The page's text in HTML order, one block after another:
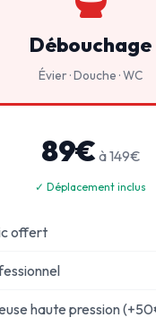
Débouchage
Évier · Douche · WC
89€ à 149€
✓ Déplacement inclus
offert
haute pression